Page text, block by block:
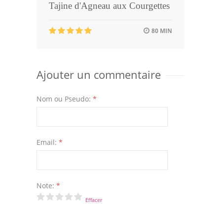
Tajine d'Agneau aux Courgettes
80 MIN
Ajouter un commentaire
Nom ou Pseudo: *
Email: *
Note: *
Effacer